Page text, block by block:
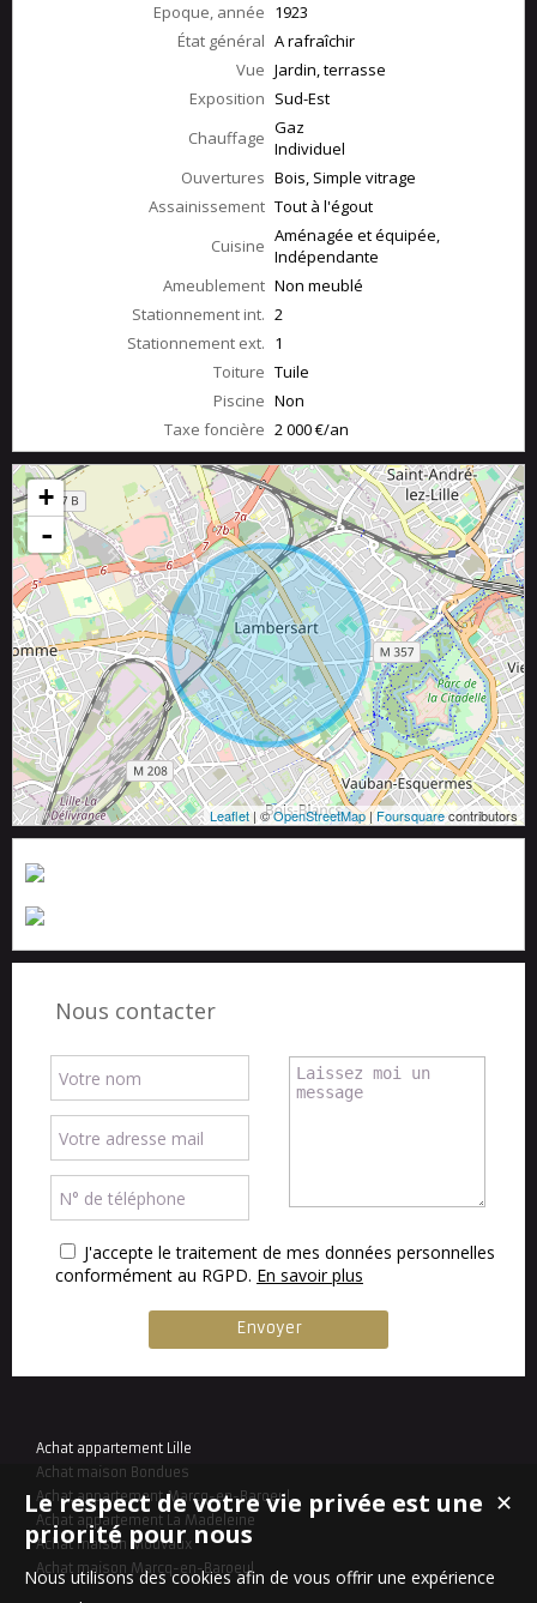
Epoque, année 1923
État général A rafraîchir
Vue Jardin, terrasse
Exposition Sud-Est
Chauffage Gaz
Individuel
Ouvertures Bois, Simple vitrage
Assainissement Tout à l'égout
Cuisine Aménagée et équipée,
Indépendante
Ameublement Non meublé
Stationnement int. 2
Stationnement ext. 1
Toiture Tuile
Piscine Non
Taxe foncière 2 000 €/an
+
-
Leaflet | ©OpenStreetMap|Foursquarecontributors
Nous contacter
J'accepte le traitement de mes données personnelles
conformément au RGPD. En savoir plus
Achat appartement Lille
Achat maison Bondues
Achat appartement Marcq-en-Baroeul
Achat appartement La Madeleine
Achat maison Mouvaux
Achat maison Marcq-en-Baroeul
✕
Le respect de votre vie privée est une
priorité pour nous
Nous utilisons des cookies afin de vous offrir une expérience